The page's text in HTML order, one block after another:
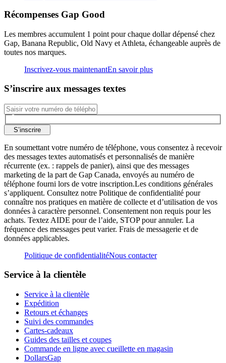
Récompenses Gap Good
Les membres accumulent 1 point pour chaque dollar dépensé chez
Gap, Banana Republic, Old Navy et Athleta, échangeable auprès de
toutes nos marques.
Inscrivez-vous maintenantEn savoir plus
S’inscrire aux messages textes
S’inscrire
En soumettant votre numéro de téléphone, vous consentez à recevoir
des messages textes automatisés et personnalisés de manière
récurrente (ex. : rappels de panier), ainsi que des messages
marketing de la part de Gap Canada, envoyés au numéro de
téléphone fourni lors de votre inscription.Les conditions générales
s’appliquent. Consultez notre Politique de confidentialité pour
connaître nos pratiques en matière de collecte et d’utilisation de vos
données à caractère personnel. Consentement non requis pour les
achats. Textez AIDE pour de l’aide, STOP pour annuler. La
fréquence des messages peut varier. Frais de messagerie et de
données applicables.
Politique de confidentialitéNous contacter
Service à la clientèle
Service à la clientèle
Expédition
Retours et échanges
Suivi des commandes
Cartes-cadeaux
Guides des tailles et coupes
Commande en ligne avec cueillette en magasin
DollarsGap